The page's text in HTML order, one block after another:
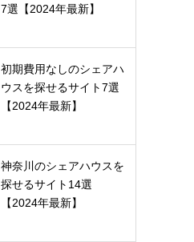
7選【2024年最新】
初期費用なしのシェアハ
ウスを探せるサイト7選
【2024年最新】
神奈川のシェアハウスを
探せるサイト14選
【2024年最新】